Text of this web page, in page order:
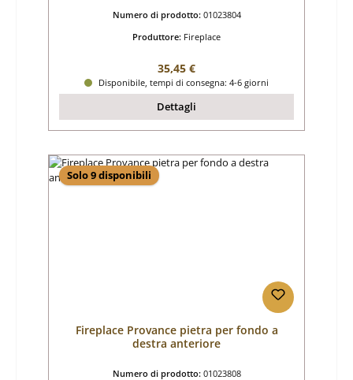
Numero di prodotto: 01023804
Produttore: Fireplace
Prezzo normale:
35,45 €
Disponibile, tempi di consegna: 4-6 giorni
Dettagli
Solo 9 disponibili
Fireplace Provance pietra per fondo a
destra anteriore
Numero di prodotto: 01023808